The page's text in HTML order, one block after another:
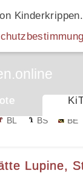
BL BS BE
Lupine,